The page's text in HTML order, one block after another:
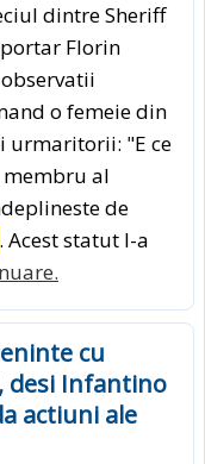
dintre Sheriff
Florin
o femeie din
urmaritorii: "E ce
al
de
. Acest statut l-a
cu
desi Infantino
actiuni ale